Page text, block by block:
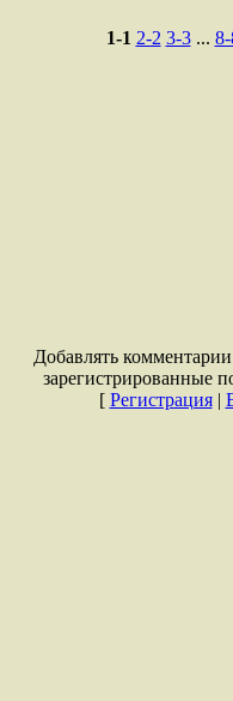
1-1 2-2 3-3 ...
Добавлять
зарегистрированные
[ Регистрация|